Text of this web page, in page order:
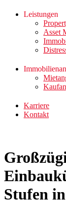
Leistungen
Asset
Karriere
Kontakt
Stufen